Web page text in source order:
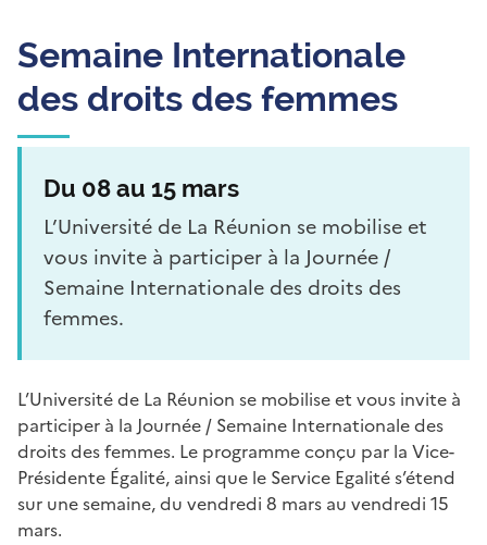
Semaine Internationale
des droits des femmes
Du 08 au 15 mars
L’Université de La Réunion se mobilise et
vous invite à participer à la Journée /
Semaine Internationale des droits des
femmes.
L’Université de La Réunion se mobilise et vous invite à
participer à la Journée / Semaine Internationale des
droits des femmes. Le programme conçu par la Vice-
Présidente Égalité, ainsi que le Service Egalité s’étend
sur une semaine, du vendredi 8 mars au vendredi 15
mars.